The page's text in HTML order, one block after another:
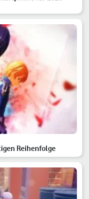
Reihenfolge